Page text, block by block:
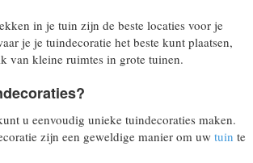
in je tuin zijn de beste locaties voor je
je je tuindecoratie het beste kunt plaatsen,
van kleine ruimtes in grote tuinen.
u eenvoudig unieke tuindecoraties maken.
zijn een geweldige manier om uwtuin te